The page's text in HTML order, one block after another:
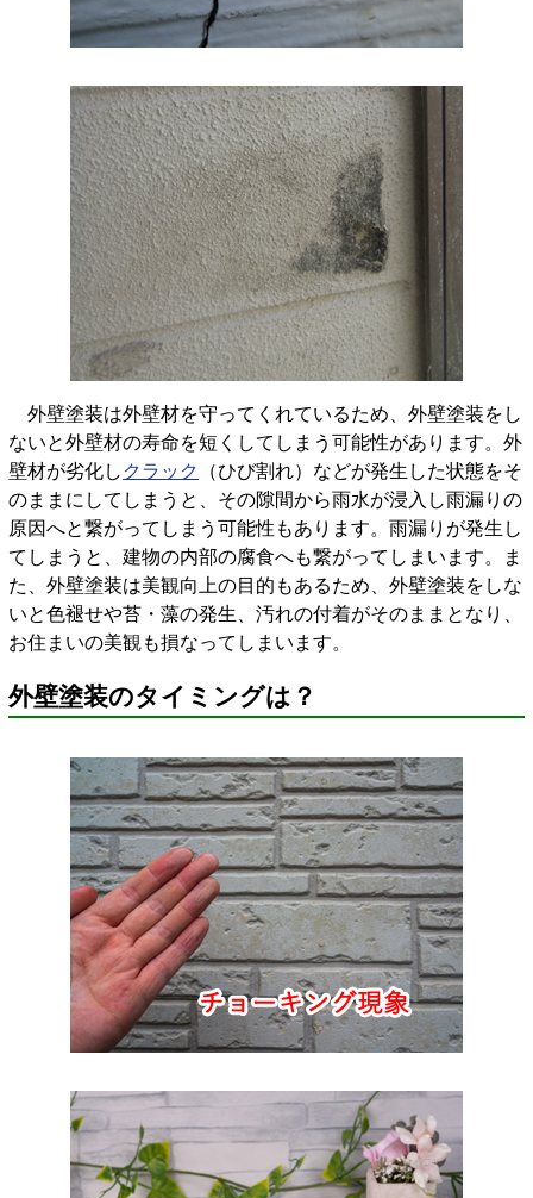
外壁塗装は外壁材を守ってくれているため、外壁塗装をし
ないと外壁材の寿命を短くしてしまう可能性があります。外
壁材が劣化し クラック
（ひび割れ）などが発生した状態をそ
のままにしてしまうと、その隙間から雨水が浸入し雨漏りの
原因へと繋がってしまう可能性もあります。雨漏りが発生し
てしまうと、建物の内部の腐食へも繋がってしまいます。ま
た、外壁塗装は美観向上の目的もあるため、外壁塗装をしな
いと色褪せや苔・藻の発生、汚れの付着がそのままとなり、
お住まいの美観も損なってしまいます。
外壁塗装のタイミングは？